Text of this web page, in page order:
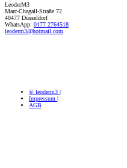
LeoderM3
Marc-Chagall-Straße 72
40477 Düsseldorf
WhatsApp: 0177 2764518
leoderm3@hotmail.com
© leoderm3 |
Impressum |
AGB